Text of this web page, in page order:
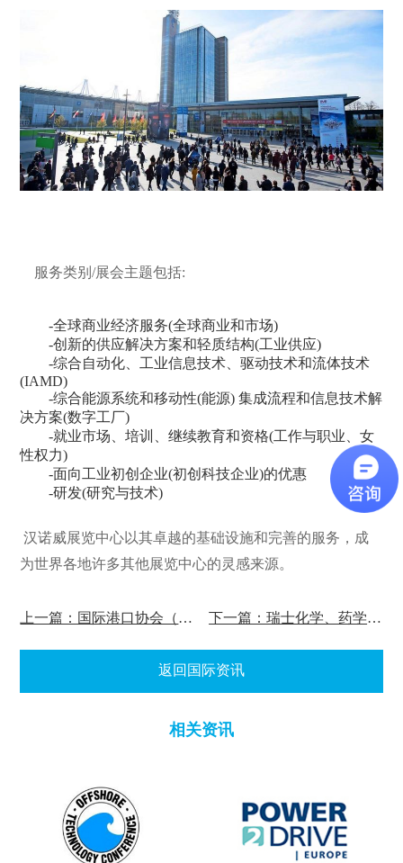
服务类别/展会主题包括:
-全球商业经济服务(全球商业和市场)
-创新的供应解决方案和轻质结构(工业供应)
-综合自动化、工业信息技术、驱动技术和流体技术
(IAMD)
-综合能源系统和移动性(能源) 集成流程和信息技术解
决方案(数字工厂)
-就业市场、培训、继续教育和资格(工作与职业、女
性权力)
-面向工业初创企业(初创科技企业)的优惠
-研发(研究与技术)
汉诺威展览中心以其卓越的基础设施和完善的服务，成
为世界各地许多其他展览中心的灵感来源。
上一篇：国际港口协会（IAPH）会议 下一篇：瑞士化学、药学和生物技术交易会（ILMAC）
返回国际资讯
相关资讯